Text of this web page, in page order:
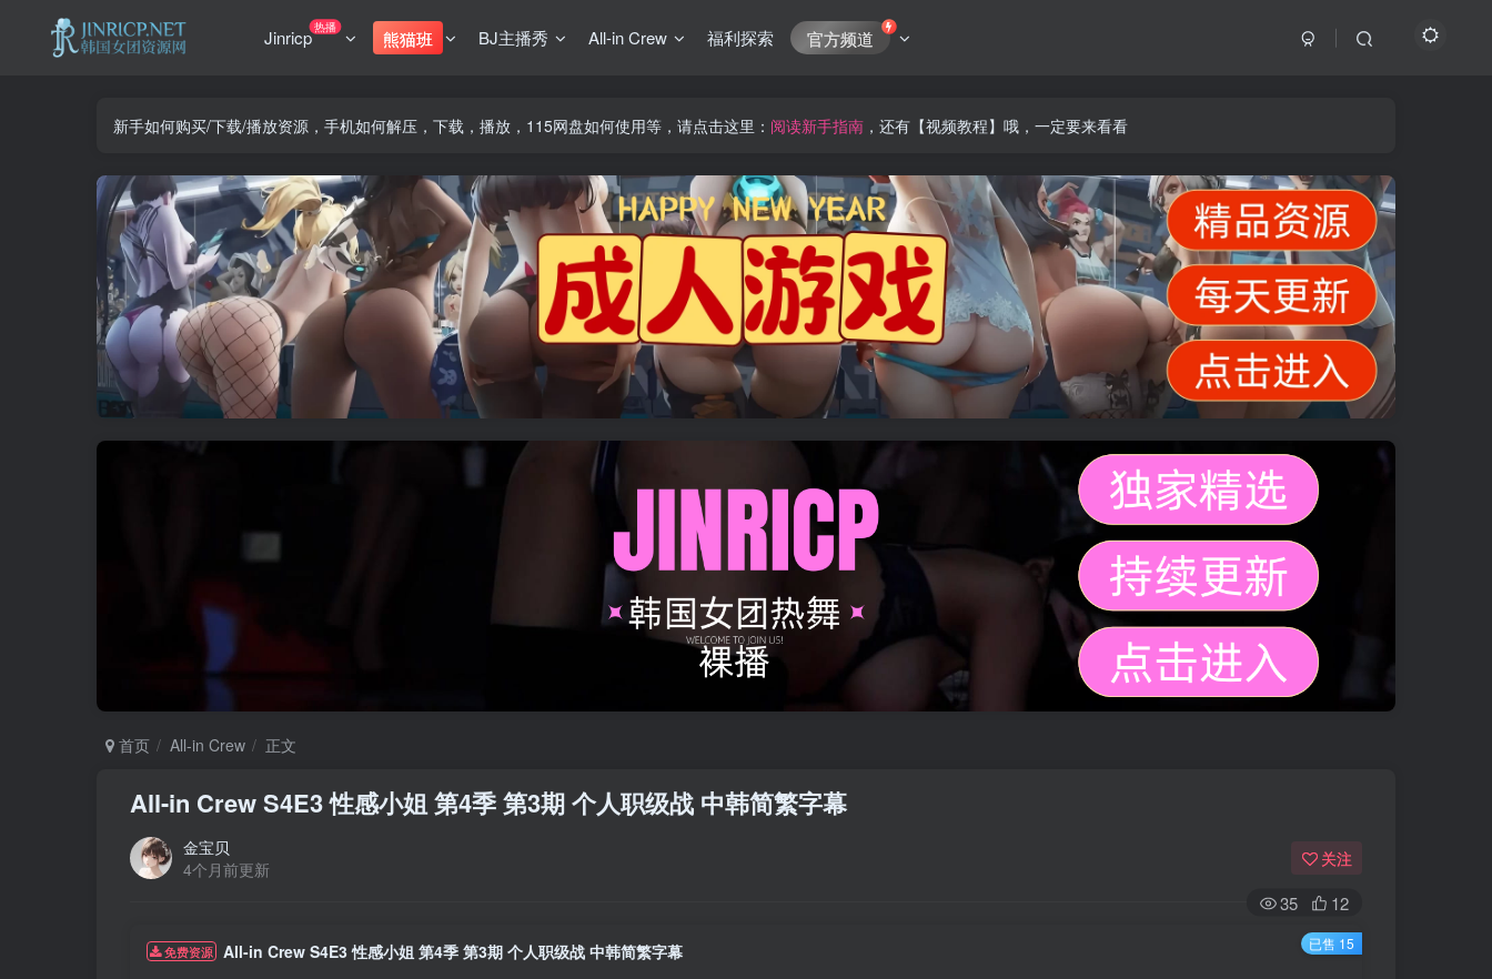
Jinricp热播
熊猫班 BJ主播秀 All-in Crew 福利探索 官方频道
新手如何购买/下载/播放资源，手机如何解压，下载，播放，115网盘如何使用等，请点击这里： 阅读新手指南 ，还有【视频教程】哦，一定要来看看
首页 All-in Crew 正文
All-in Crew S4E3 性感小姐 第4季 第3期 个人职级战 中韩简繁字幕
金宝贝
4个月前更新
关注
35 12
已售 15
免费资源 All-in Crew S4E3 性感小姐 第4季 第3期 个人职级战 中韩简繁字幕